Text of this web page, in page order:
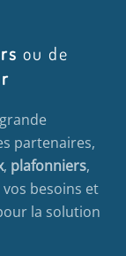
ou de
partenaires,
, plafonniers,
vos besoins et
la solution